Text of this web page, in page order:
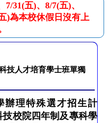
7/31(五)、8/7(五)、
)為本校休假日沒有上
技人才培育學士班單獨
辦理特殊選才招生計
技校院四年制及專科學